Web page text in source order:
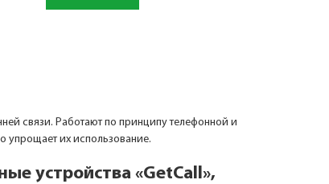
связи. Работают по принципу телефонной и
упрощает их использование.
устройства «GetCall»,